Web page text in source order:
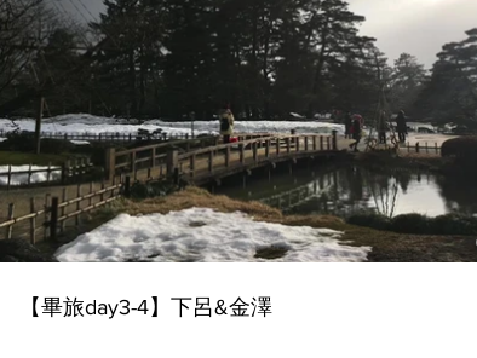
播放影片
【畢旅day3-4】下呂&金澤